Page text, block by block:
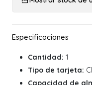
Cantidad: 1
Tipo de tarjeta: